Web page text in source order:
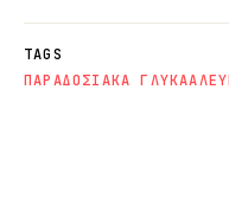
TAGS
ΠΑΡΑΔΟΣΙΑΚΑ ΓΛΥΚΑ